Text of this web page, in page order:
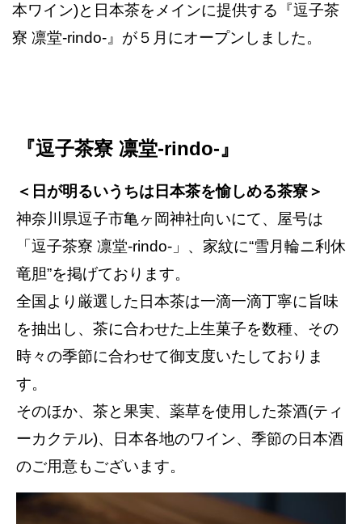
本ワイン)と日本茶をメインに提供する『逗子茶
寮 凛堂-rindo-』が５月にオープンしました。
『逗子茶寮 凛堂-rindo-』
＜日が明るいうちは日本茶を愉しめる茶寮＞
神奈川県逗子市亀ヶ岡神社向いにて、屋号は
「逗子茶寮 凛堂-rindo-」、家紋に“雪月輪ニ利休
竜胆”を掲げております。
全国より厳選した日本茶は一滴一滴丁寧に旨味
を抽出し、茶に合わせた上生菓子を数種、その
時々の季節に合わせて御支度いたしておりま
す。
そのほか、茶と果実、薬草を使用した茶酒(ティ
ーカクテル)、日本各地のワイン、季節の日本酒
のご用意もございます。